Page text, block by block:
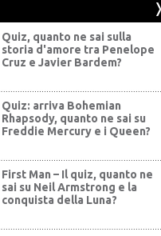
Quiz, quanto ne sai sulla
storia d'amore tra Penelope
Cruz e Javier Bardem?
Quiz: arriva Bohemian
Rhapsody, quanto ne sai su
Freddie Mercury e i Queen?
First Man – Il quiz, quanto ne
sai su Neil Armstrong e la
conquista della Luna?